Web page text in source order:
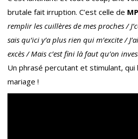
brutale fait irruption. C’est celle de
remplir les cuillères de mes proches /
sais qu’ici y’a plus rien qui m’excite /
excès / Mais c’est fini là faut qu’on
Un phrasé percutant et stimulant, qui
mariage !